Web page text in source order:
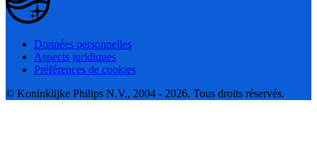
Données personnelles
Aspects juridiques
Préférences de cookies
© Koninklijke Philips N.V., 2004 - 2026. Tous droits réservés.